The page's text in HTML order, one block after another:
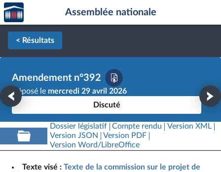
Aller au contenu
Aller en bas de la page
Accèder
à la
page
d'accueil
Assemblée nationale
< Résultats
Amendement n°392
Déposé le mercredi 29 avril 2026
Discuté
Dossier législatif Compte rendu
Version XML
Version JSON
Version PDF
Version Word/LibreOffice
Texte visé : Texte de la commission sur le projet de